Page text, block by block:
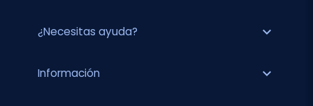
¿Necesitas ayuda? expand_more
Información expand_more